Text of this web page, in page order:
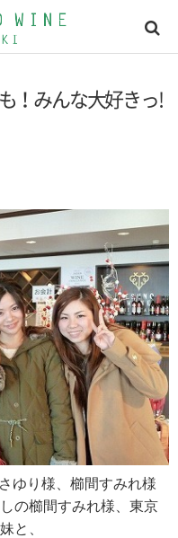
ング
！みんな大好きっ!
ゆり様、櫛間すみれ様
の櫛間すみれ様、東京
と、